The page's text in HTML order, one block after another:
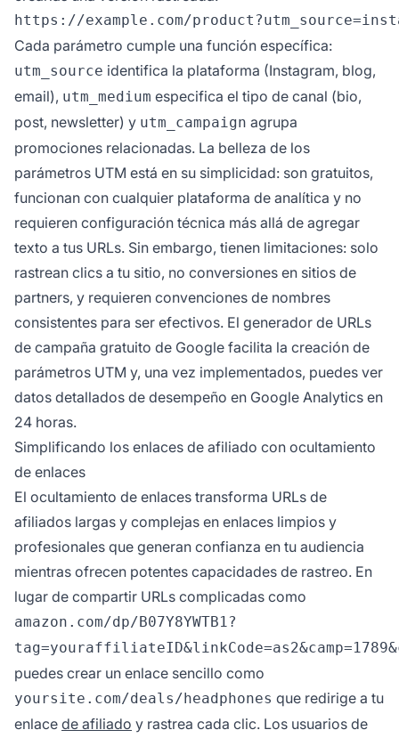
Cada parámetro cumple una función específica:
utm_source identifica la plataforma (Instagram, blog,
email), utm_medium especifica el tipo de canal (bio,
post, newsletter) y utm_campaign agrupa
promociones relacionadas. La belleza de los
parámetros UTM está en su simplicidad: son gratuitos,
funcionan con cualquier plataforma de analítica y no
requieren configuración técnica más allá de agregar
texto a tus URLs. Sin embargo, tienen limitaciones: solo
rastrean clics a tu sitio, no conversiones en sitios de
partners, y requieren convenciones de nombres
consistentes para ser efectivos. El generador de URLs
de campaña gratuito de Google facilita la creación de
parámetros UTM y, una vez implementados, puedes ver
datos detallados de desempeño en Google Analytics en
24 horas.
Simplificando los enlaces de afiliado con ocultamiento
de enlaces
El ocultamiento de enlaces transforma URLs de
afiliados largas y complejas en enlaces limpios y
profesionales que generan confianza en tu audiencia
mientras ofrecen potentes capacidades de rastreo. En
lugar de compartir URLs complicadas como
amazon.com/dp/B07Y8YWTB1?
puedes crear un enlace sencillo como
yoursite.com/deals/headphones que redirige a tu
enlace de afiliado y rastrea cada clic. Los usuarios de